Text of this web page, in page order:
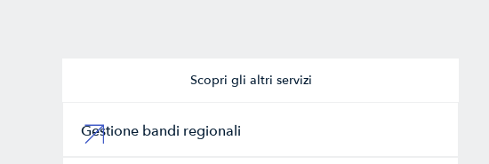
Scopri gli altri servizi
Gestione bandi regionali